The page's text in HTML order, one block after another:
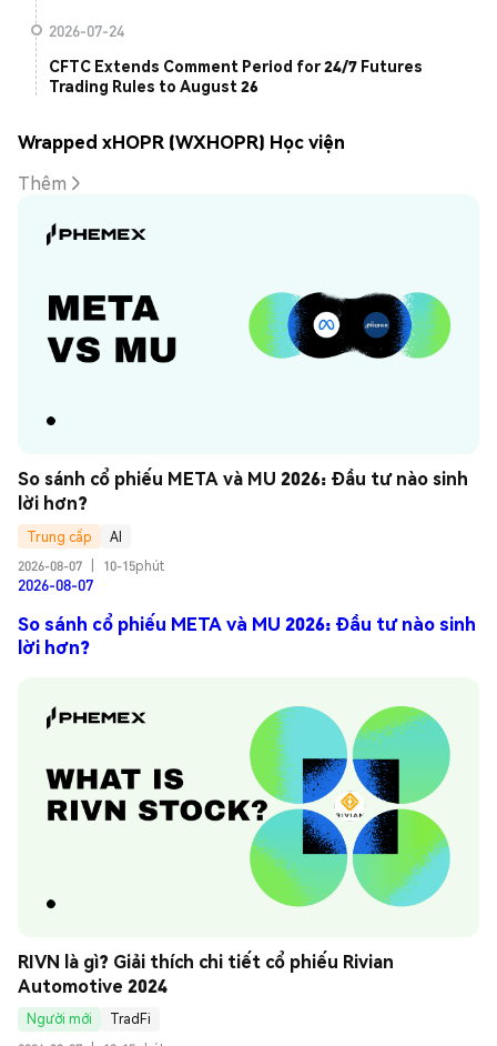
2026-07-24
CFTC Extends Comment Period for 24/7 Futures
Trading Rules to August 26
Wrapped xHOPR (WXHOPR) Học viện
Thêm
So sánh cổ phiếu META và MU 2026: Đầu tư nào sinh
lời hơn?
Trung cấp
AI
2026-08-07
10-15phút
2026-08-07
So sánh cổ phiếu META và MU 2026: Đầu tư nào sinh
lời hơn?
RIVN là gì? Giải thích chi tiết cổ phiếu Rivian
Automotive 2024
Người mới
TradFi